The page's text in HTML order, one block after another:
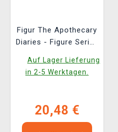
Figur The Apothecary
Diaries - Figure Series
Auf Lager Lieferung
in 2-5 Werktagen.
20,48 €